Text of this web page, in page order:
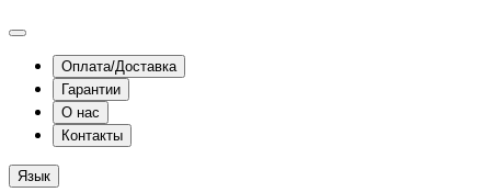
Оплата/Доставка
Гарантии
О нас
Контакты
Язык